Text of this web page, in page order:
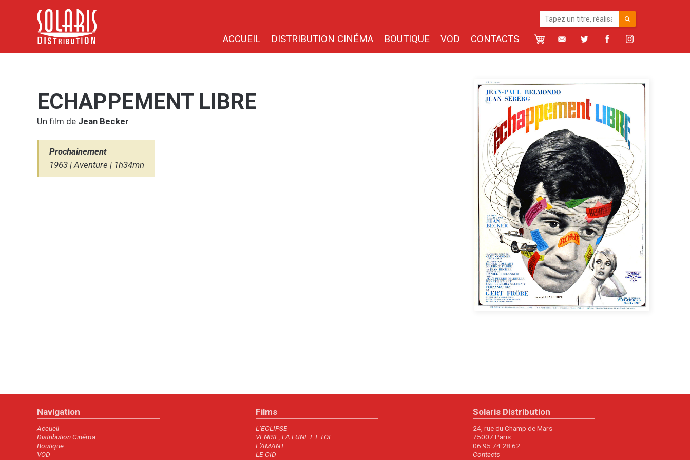
ACCUEIL DISTRIBUTION CINÉMA BOUTIQUE VOD CONTACTS
ECHAPPEMENT LIBRE
Un film de Jean Becker
Prochainement
1963 | Aventure | 1h34mn
Navigation
Accueil
Distribution Cinéma
Boutique
VOD
Films
L’ECLIPSE
VENISE, LA LUNE ET TOI
L’AMANT
LE CID
Solaris Distribution
24, rue du Champ de Mars
75007 Paris
06 95 74 28 62
Contacts